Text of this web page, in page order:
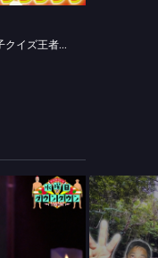
【8/3 前半】人気お菓子続々！お菓子クイズ王者丸山に山中崇らが挑む